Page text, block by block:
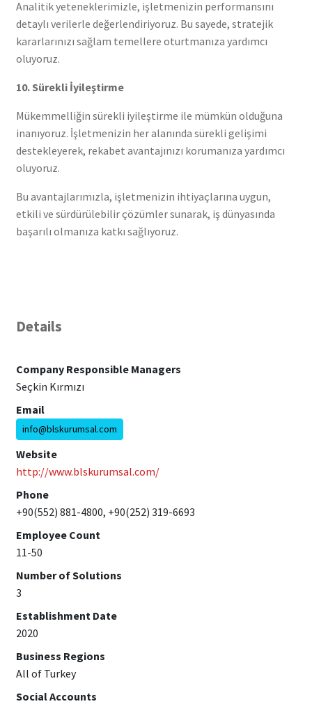
Analitik yeteneklerimizle, işletmenizin performansını
detaylı verilerle değerlendiriyoruz. Bu sayede, stratejik
kararlarınızı sağlam temellere oturtmanıza yardımcı
oluyoruz.
10. Sürekli İyileştirme
Mükemmelliğin sürekli iyileştirme ile mümkün olduğuna
inanıyoruz. İşletmenizin her alanında sürekli gelişimi
destekleyerek, rekabet avantajınızı korumanıza yardımcı
oluyoruz.
Bu avantajlarımızla, işletmenizin ihtiyaçlarına uygun,
etkili ve sürdürülebilir çözümler sunarak, iş dünyasında
başarılı olmanıza katkı sağlıyoruz.
Details
Company Responsible Managers
Seçkin Kırmızı
Email
info@blskurumsal.com
Website
http://www.blskurumsal.com/
Phone
+90(552) 881-4800, +90(252) 319-6693
Employee Count
11-50
Number of Solutions
3
Establishment Date
2020
Business Regions
All of Turkey
Social Accounts